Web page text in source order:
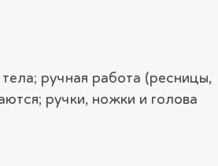
ручная работа (ресницы,
ручки, ножки и голова